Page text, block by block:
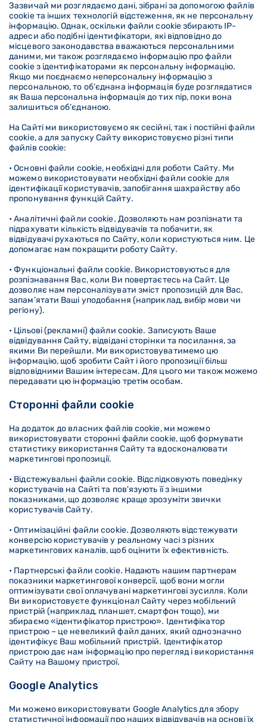
Зазвичай ми розглядаємо дані, зібрані за допомогою файлів
cookie та інших технологій відстеження, як не персональну
інформацію. Однак, оскільки файли cookie збирають IP-
адреси або подібні ідентифікатори, які відповідно до
місцевого законодавства вважаються персональними
даними, ми також розглядаємо інформацію про файли
cookie з ідентифікаторами як персональну інформацію.
Якщо ми поєднаємо неперсональну інформацію з
персональною, то об’єднана інформація буде розглядатися
як Ваша персональна інформація до тих пір, поки вона
залишиться об’єднаною.
На Сайті ми використовуємо як сесійні, так і постійні файли
cookie, а для запуску Сайту використовуємо різні типи
файлів cookie:
• Основні файли cookie, необхідні для роботи Сайту. Ми
можемо використовувати необхідні файли cookie для
ідентифікації користувачів, запобігання шахрайству або
пропонування функцій Сайту.
• Аналітичні файли cookie. Дозволяють нам розпізнати та
підрахувати кількість відвідувачів та побачити, як
відвідувачі рухаються по Сайту, коли користуються ним. Це
допомагає нам покращити роботу Сайту.
• Функціональні файли cookie. Використовуються для
розпізнавання Вас, коли Ви повертаєтесь на Сайт. Це
дозволяє нам персоналізувати зміст пропозицій для Вас,
запам’ятати Ваші уподобання (наприклад, вибір мови чи
регіону).
• Цільові (рекламні) файли cookie. Записують Ваше
відвідування Сайту, відвідані сторінки та посилання, за
якими Ви перейшли. Ми використовуватимемо цю
інформацію, щоб зробити Сайт і його пропозиції більш
відповідними Вашим інтересам. Для цього ми також можемо
передавати цю інформацію третім особам.
Сторонні файли cookie
На додаток до власних файлів cookie, ми можемо
використовувати сторонні файли cookie, щоб формувати
статистику використання Сайту та вдосконалювати
маркетингові пропозиції.
• Відстежувальні файли cookie. Відслідковують поведінку
користувачів на Сайті та пов'язують її з іншими
показниками, що дозволяє краще зрозуміти звички
користувачів Сайту.
• Оптимізаційні файли cookie. Дозволяють відстежувати
конверсію користувачів у реальному часі з різних
маркетингових каналів, щоб оцінити їх ефективність.
• Партнерські файли cookie. Надають нашим партнерам
показники маркетингової конверсії, щоб вони могли
оптимізувати свої оплачувані маркетингові зусилля. Коли
Ви використовуєте функціонал Сайту через мобільний
пристрій (наприклад, планшет, смартфон тощо), ми
збираємо «ідентифікатор пристрою». Ідентифікатор
пристрою – це невеликий файл даних, який однозначно
ідентифікує Ваш мобільний пристрій. Ідентифікатор
пристрою дає нам інформацію про перегляд і використання
Сайту на Вашому пристрої.
Google Analytics
Ми можемо використовувати Google Analytics для збору
статистичної інформації про наших відвідувачів на основі їх